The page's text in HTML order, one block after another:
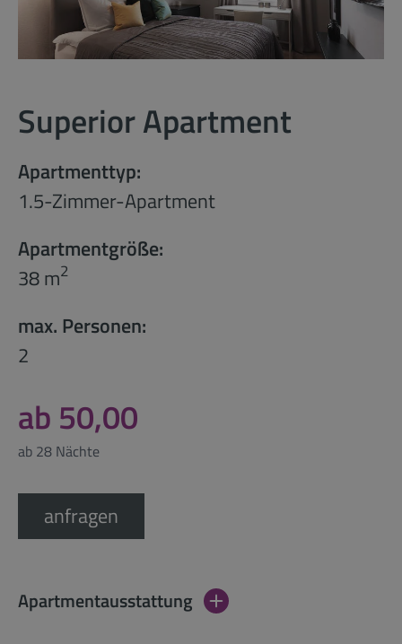
Superior Apartment
Apartmenttyp:
1.5-Zimmer-Apartment
Apartmentgröße:
38 m2
max. Personen:
2
ab 50,00
ab 28 Nächte
anfragen
Apartmentausstattung